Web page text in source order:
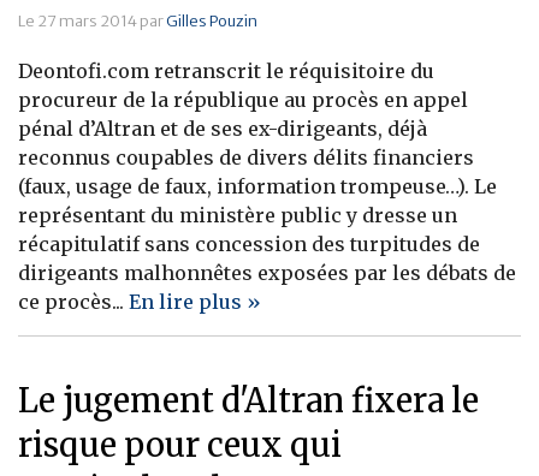
Le 27 mars 2014 parGilles Pouzin
Deontofi.com retranscrit le réquisitoire du
procureur de la république au procès en appel
pénal d’Altran et de ses ex-dirigeants, déjà
reconnus coupables de divers délits financiers
(faux, usage de faux, information trompeuse…). Le
représentant du ministère public y dresse un
récapitulatif sans concession des turpitudes de
dirigeants malhonnêtes exposées par les débats de
ce procès... En lire plus »
Le jugement d'Altran fixera le
risque pour ceux qui